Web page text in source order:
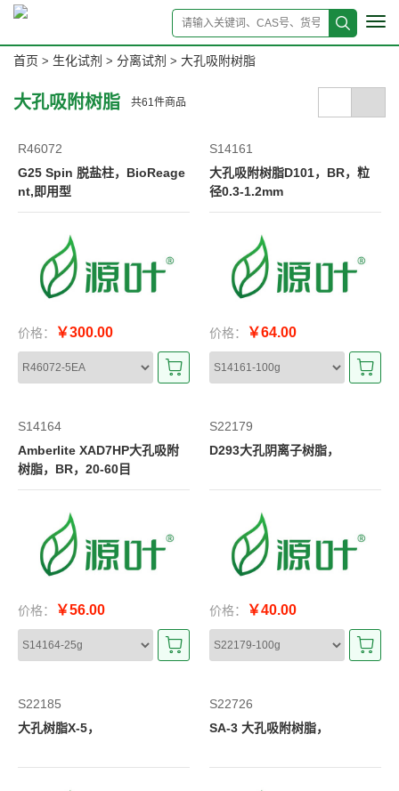
首页 > 生化试剂 > 分离试剂 > 大孔吸附树脂
大孔吸附树脂 共61 件商品
R46072
G25 Spin 脱盐柱，BioReage
nt,即用型
价格： ￥300.00
S14161
大孔吸附树脂D101，BR，粒
径0.3-1.2mm
价格： ￥64.00
S14164
Amberlite XAD7HP大孔吸附
树脂，BR，20-60目
价格： ￥56.00
S22179
D293大孔阴离子树脂，
价格： ￥40.00
S22185
大孔树脂X-5，
S22726
SA-3 大孔吸附树脂，